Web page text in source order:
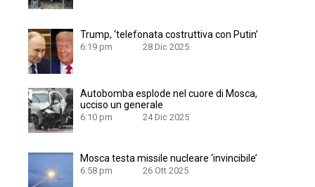
Trump, ‘telefonata costruttiva con Putin’
6:19 pm 28 Dic 2025
Autobomba esplode nel cuore di Mosca,
ucciso un generale
6:10 pm 24 Dic 2025
Mosca testa missile nucleare ‘invincibile’
6:58 pm 26 Ott 2025